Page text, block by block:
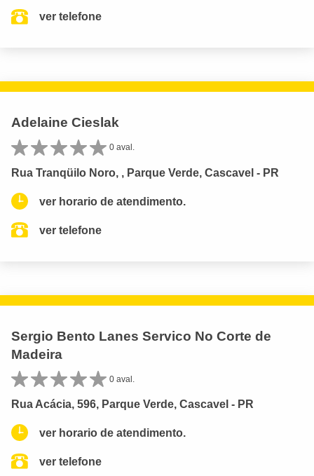
ver telefone
Adelaine Cieslak
0 aval.
Rua Tranqüilo Noro, , Parque Verde, Cascavel - PR
ver horario de atendimento.
ver telefone
Sergio Bento Lanes Servico No Corte de
Madeira
0 aval.
Rua Acácia, 596, Parque Verde, Cascavel - PR
ver horario de atendimento.
ver telefone